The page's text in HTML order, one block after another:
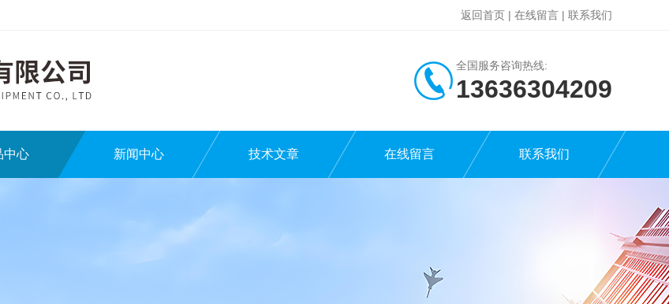
返回首页 | 在线留言 | 联系我们
全国服务咨询热线:
13636304209
中心 新闻中心 技术文章 在线留言 联系我们